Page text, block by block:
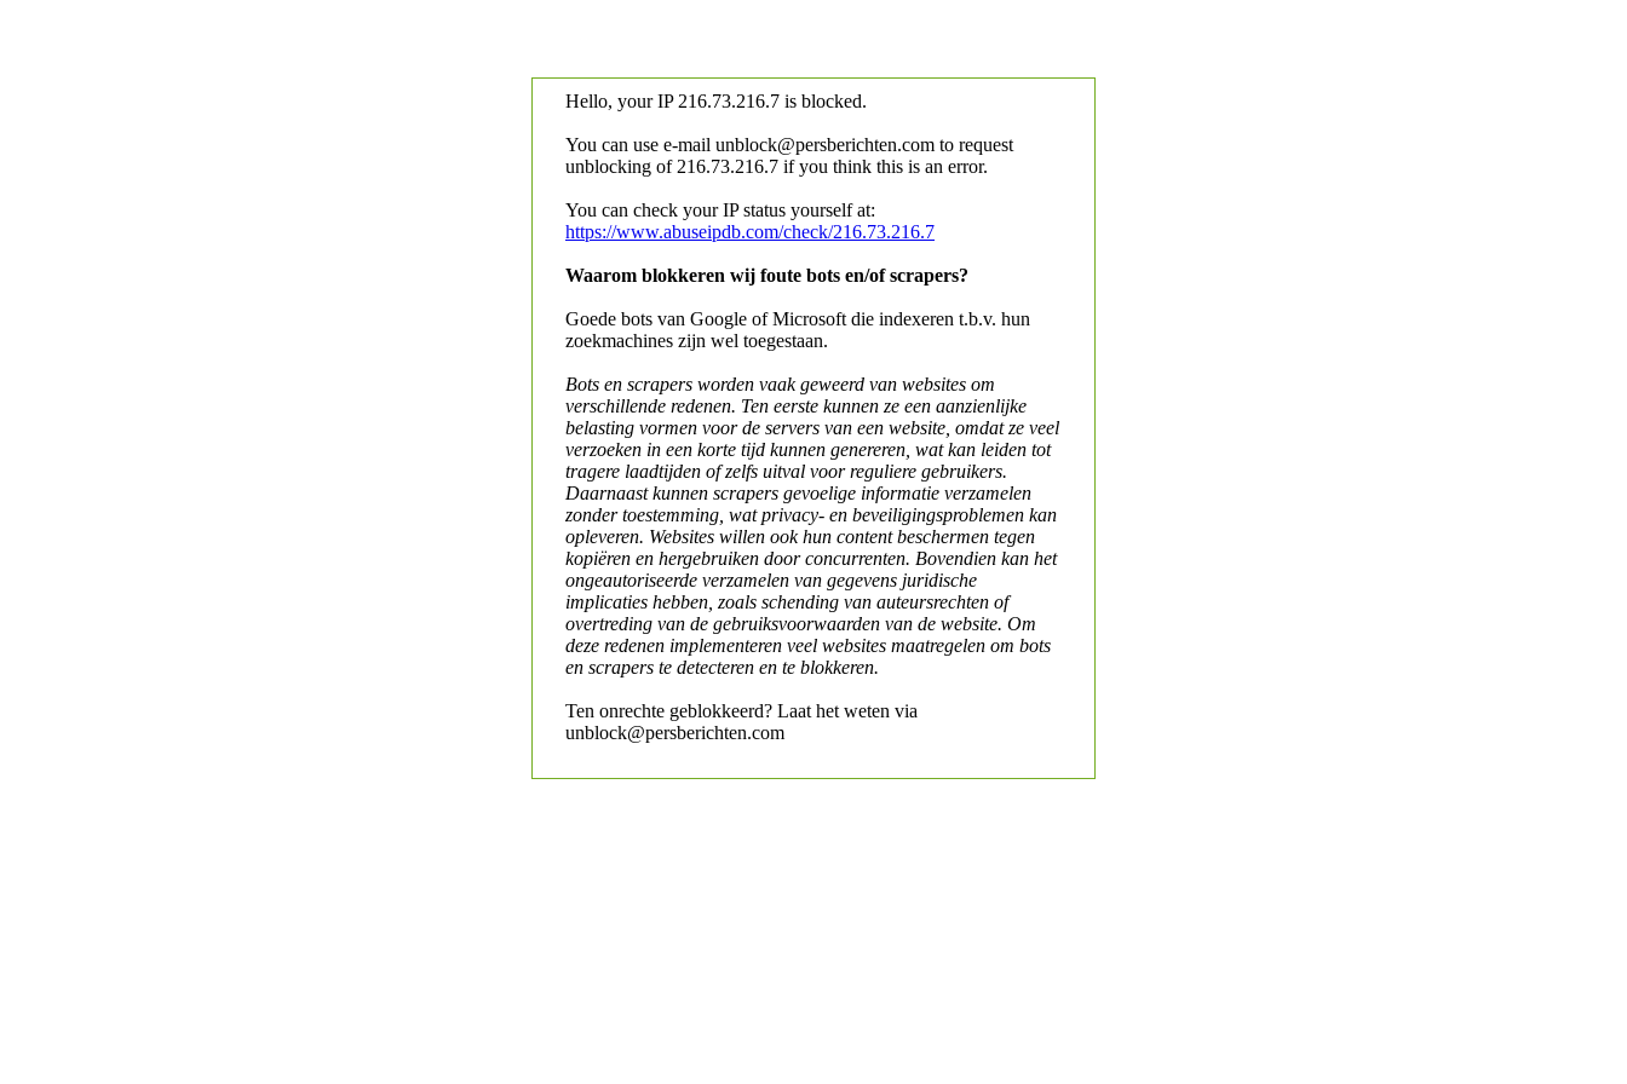
Hello, your IP 216.73.216.7 is blocked.
You can use e-mail unblock@persberichten.com to request
unblocking of 216.73.216.7 if you think this is an error.
You can check your IP status yourself at:
https://www.abuseipdb.com/check/216.73.216.7
Waarom blokkeren wij foute bots en/of scrapers?
Goede bots van Google of Microsoft die indexeren t.b.v. hun
zoekmachines zijn wel toegestaan.
Bots en scrapers worden vaak geweerd van websites om
verschillende redenen. Ten eerste kunnen ze een aanzienlijke
belasting vormen voor de servers van een website, omdat ze veel
verzoeken in een korte tijd kunnen genereren, wat kan leiden tot
tragere laadtijden of zelfs uitval voor reguliere gebruikers.
Daarnaast kunnen scrapers gevoelige informatie verzamelen
zonder toestemming, wat privacy- en beveiligingsproblemen kan
opleveren. Websites willen ook hun content beschermen tegen
kopiëren en hergebruiken door concurrenten. Bovendien kan het
ongeautoriseerde verzamelen van gegevens juridische
implicaties hebben, zoals schending van auteursrechten of
overtreding van de gebruiksvoorwaarden van de website. Om
deze redenen implementeren veel websites maatregelen om bots
en scrapers te detecteren en te blokkeren.
Ten onrechte geblokkeerd? Laat het weten via
unblock@persberichten.com